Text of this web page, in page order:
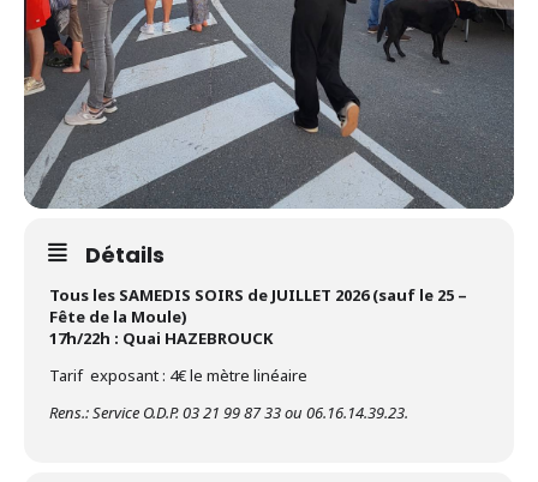
Détails
Tous les SAMEDIS SOIRS de JUILLET 2026 (sauf le 25 –
Fête de la Moule)
17h/22h : Quai HAZEBROUCK
Tarif exposant : 4€ le mètre linéaire
Rens.: Service O.D.P. 03 21 99 87 33 ou 06.16.14.39.23.